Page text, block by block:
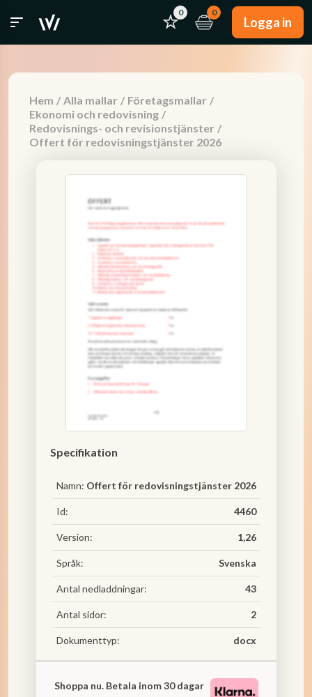
0 0
Logga in
Hem / Alla mallar / Företagsmallar /
Ekonomi och redovisning /
Redovisnings- och revisionstjänster /
Offert för redovisningstjänster 2026
Specifikation
Namn: Offert för redovisningstjänster 2026
Id: 4460
Version: 1,26
Språk: Svenska
Antal nedladdningar: 43
Antal sidor: 2
Dokumenttyp: docx
Shoppa nu. Betala inom 30 dagar